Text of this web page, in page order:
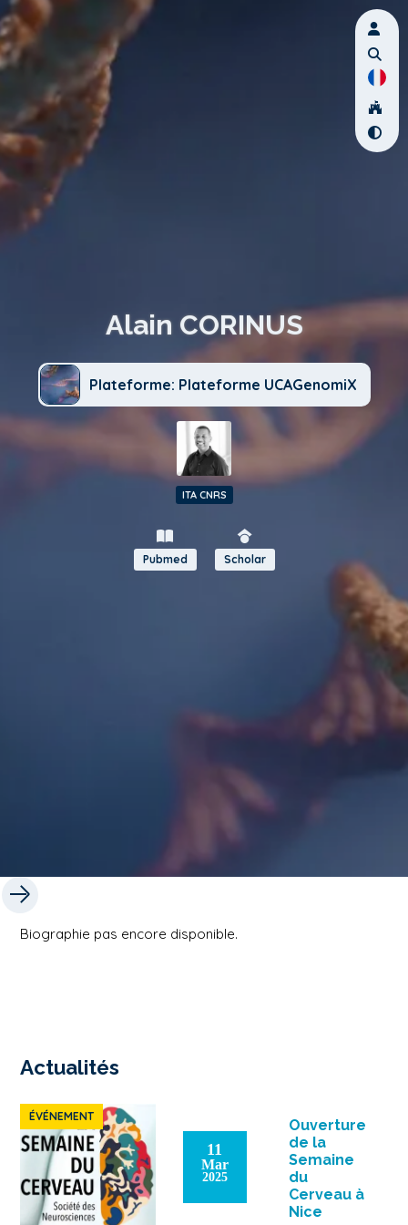
Alain CORINUS
Plateforme: Plateforme UCAGenomiX
ITA CNRS
Pubmed Scholar
Biographie pas encore disponible.
Actualités
ÉVÉNEMENT
11
Mar
2025
Ouverture
de la
Semaine
du
Cerveau à
Nice